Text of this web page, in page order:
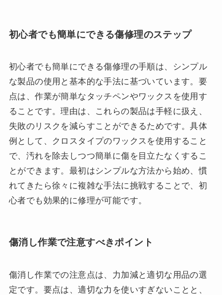
初心者でも簡単にできる傷修理のステップ
初心者でも簡単にできる傷修理の手順は、シンプル
な製品の使用と基本的な手法に基づいています。要
点は、作業が簡単なタッチペンやワックスを使用す
ることです。理由は、これらの製品は手軽に扱え、
失敗のリスクを減らすことができるためです。具体
例として、クロスタイプのワックスを使用すること
で、汚れを除去しつつ簡単に傷を目立たなくするこ
とができます。最初はシンプルな方法から始め、慣
れてきたら徐々に複雑な手法に挑戦することで、初
心者でも効果的に修理が可能です。
傷消し作業で注意すべきポイント
傷消し作業での注意点は、力加減と適切な用品の選
定です。要点は、適切な力を使いすぎないことと、